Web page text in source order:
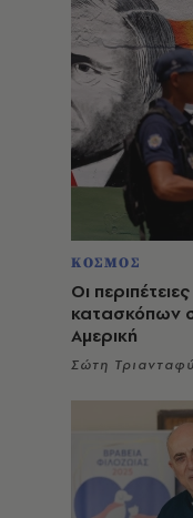
ΚΟΣΜΟΣ
Οι
κατασκόπων
Αμερική
Σώτη